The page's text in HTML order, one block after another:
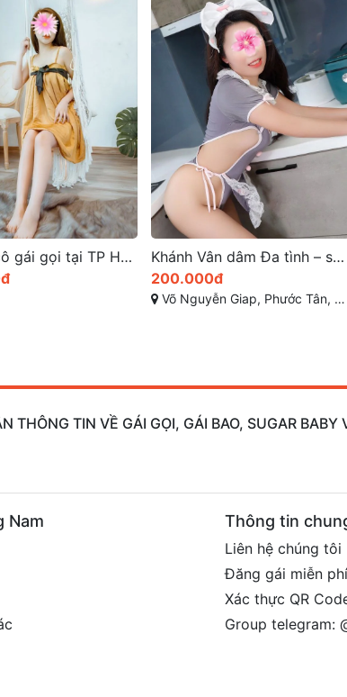
Khánh Vân dâm Đa tình – sexy khiêu gợi
Phước Tân, Biên Hòa, Đồng Nai
Mỹ Mỹ nổi bật với dịch vụ và sự tươi tắn và chuyên nghiệp
450.000đ
Nguyễn Công Trứ, Phường 1, Tp. Bảo Lộc, Lâm Đồng
THÔNG TIN VỀ GÁI GỌI, GÁI BAO, SUGAR
Nam Thông tin
Liên hệ chúng tôi
Đăng gái miễn phí
Xác thực QR
Group telegram: